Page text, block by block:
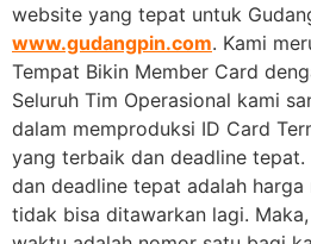
website yang tepat untuk
www.gudangpin.com. Kami
Tempat Bikin Member Card
Seluruh Tim Operasional kami
dalam memproduksi ID Card
yang terbaik dan deadline
dan deadline tepat adalah
tidak bisa ditawarkan lagi.